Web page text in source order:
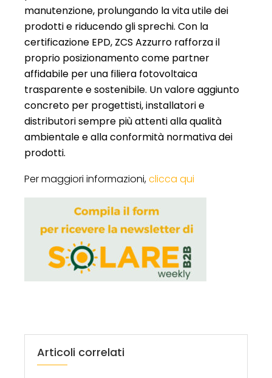
manutenzione, prolungando la vita utile dei
prodotti e riducendo gli sprechi. Con la
certificazione EPD, ZCS Azzurro rafforza il
proprio posizionamento come partner
affidabile per una filiera fotovoltaica
trasparente e sostenibile. Un valore aggiunto
concreto per progettisti, installatori e
distributori sempre più attenti alla qualità
ambientale e alla conformità normativa dei
prodotti.
Per maggiori informazioni,clicca qui
Articoli correlati